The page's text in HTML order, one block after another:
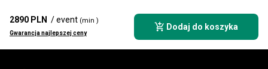
2890 PLN / event (min )
Gwarancja najlepszej ceny
Dodaj do koszyka